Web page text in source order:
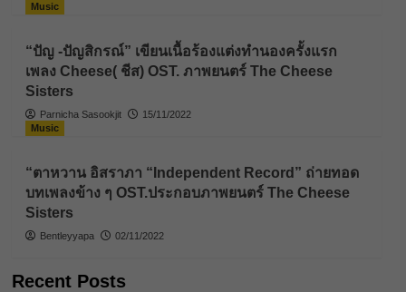
Music
“ปัญ -ปัญสิกรณ์” เขียนเนื้อร้องแต่งทำนองครั้งแรก
เพลง Cheese( ชีส) OST. ภาพยนตร์ The Cheese
Sisters
Parnicha Sasookjit
15/11/2022
Music
“ตาหวาน อิสราภา “Independent Record” ถ่ายทอด
บทเพลงข้าง ๆ OST.ประกอบภาพยนตร์ The Cheese
Sisters
Bentleyyapa 02/11/2022
Recent Posts